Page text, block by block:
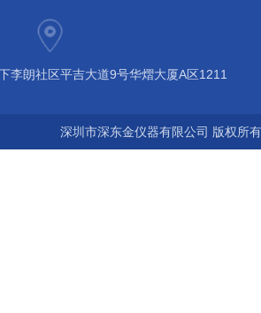
李朗社区平吉大道9号华熠大厦A区1211
深圳市深东金仪器有限公司 版权所